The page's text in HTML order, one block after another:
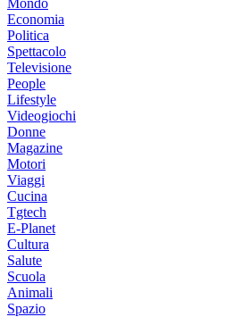
Economia
Politica
Spettacolo
Televisione
People
Lifestyle
Videogiochi
Donne
Magazine
Motori
Viaggi
Cucina
Tgtech
E-Planet
Cultura
Salute
Scuola
Animali
Spazio